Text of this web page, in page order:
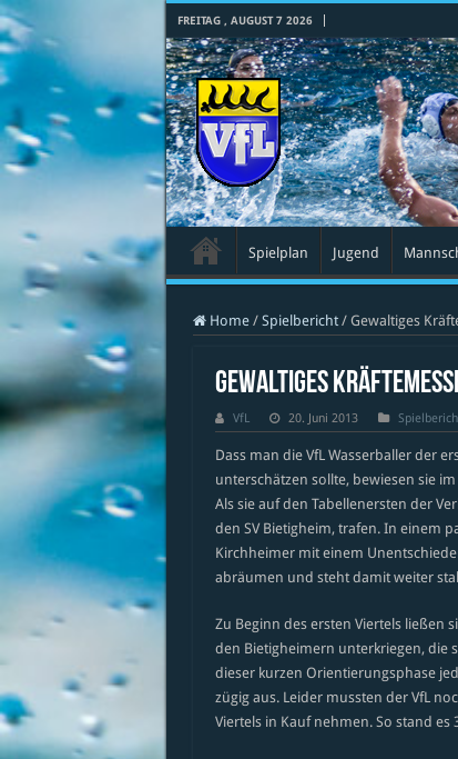
FREITAG , AUGUST 7 2026
Spielplan Jugend
Home / Spielbericht / Gewaltiges
Gewaltiges
VfL 20. Juni 2013
Dass man die VfL Wasserballer der
unterschätzen sollte, bewiesen sie
Als sie auf den Tabellenersten der
den SV Bietigheim, trafen. In einem
Kirchheimer mit einem
abräumen und steht damit weiter
Zu Beginn des ersten Viertels ließen
den Bietigheimern unterkriegen, die
dieser kurzen Orientierungsphase
zügig aus. Leider mussten der VfL
Viertels in Kauf nehmen. So stand es